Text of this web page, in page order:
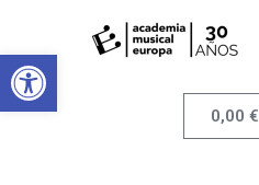
Abrir barra de herramientas
0,00€